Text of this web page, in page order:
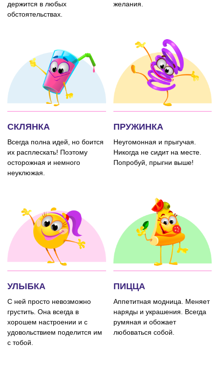
держится в любых
обстоятельствах.
желания.
СКЛЯНКА
Всегда полна идей, но боится
их расплескать! Поэтому
осторожная и немного
неуклюжая.
ПРУЖИНКА
Неугомонная и прыгучая.
Никогда не сидит на месте.
Попробуй, прыгни выше!
УЛЫБКА
С ней просто невозможно
грустить. Она всегда в
хорошем настроении и с
удовольствием поделится им
с тобой.
ПИЦЦА
Аппетитная модница. Меняет
наряды и украшения. Всегда
румяная и обожает
любоваться собой.